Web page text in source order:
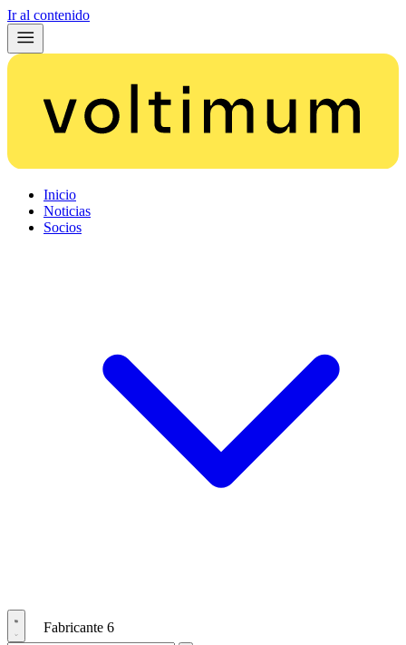
Ir al contenido
Inicio
Noticias
Socios
Fabricante 6